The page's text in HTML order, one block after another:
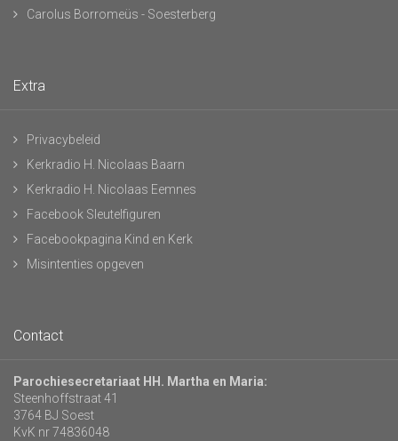
Carolus Borromeüs - Soesterberg
Extra
Privacybeleid
Kerkradio H. Nicolaas Baarn
Kerkradio H. Nicolaas Eemnes
Facebook Sleutelfiguren
Facebookpagina Kind en Kerk
Misintenties opgeven
Contact
Parochiesecretariaat HH. Martha en Maria:
Steenhoffstraat 41
3764 BJ Soest
KvK nr 74836048